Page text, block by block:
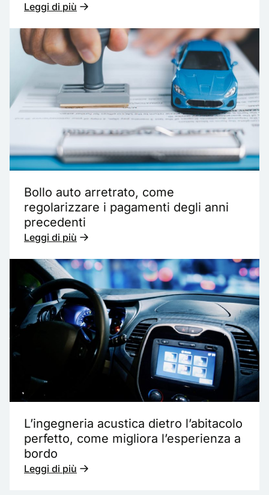
Leggi di più
Bollo auto arretrato, come
regolarizzare i pagamenti degli anni
precedenti
Leggi di più
L’ingegneria acustica dietro l’abitacolo
perfetto, come migliora l’esperienza a
bordo
Leggi di più